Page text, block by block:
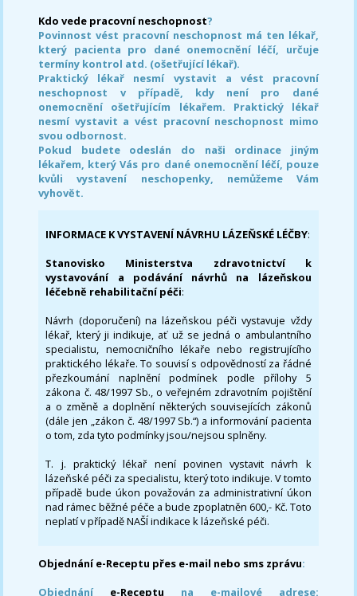
Kdo vede pracovní neschopnost?
Povinnost vést pracovní neschopnost má ten lékař,
který pacienta pro dané onemocnění léčí, určuje
termíny kontrol atd. (ošetřující lékař).
Praktický lékař nesmí vystavit a vést pracovní
neschopnost v případě, kdy není pro dané
onemocnění ošetřujícím lékařem. Praktický lékař
nesmí vystavit a vést pracovní neschopnost mimo
svou odbornost.
Pokud budete odeslán do naši ordinace jiným
lékařem, který Vás pro dané onemocnění léčí, pouze
kvůli vystavení neschopenky, nemůžeme Vám
vyhovět.
INFORMACE K VYSTAVENÍ NÁVRHU LÁZEŇSKÉ LÉČBY:
Stanovisko Ministerstva zdravotnictví k
vystavování a podávání návrhů na lázeňskou
léčebně rehabilitační péči:
Návrh (doporučení) na lázeňskou péči vystavuje vždy
lékař, který ji indikuje, ať už se jedná o ambulantního
specialistu, nemocničního lékaře nebo registrujícího
praktického lékaře. To souvisí s odpovědností za řádné
přezkoumání naplnění podmínek podle přílohy 5
zákona č. 48/1997 Sb., o veřejném zdravotním pojištění
a o změně a doplnění některých souvisejících zákonů
(dále jen „zákon č. 48/1997 Sb.“) a informování pacienta
o tom, zda tyto podmínky jsou/nejsou splněny.
T. j. praktický lékař není povinen vystavit návrh k
lázeňské péči za specialistu, který toto indikuje. V tomto
případě bude úkon považován za administrativní úkon
nad rámec běžné péče a bude zpoplatněn 600,- Kč. Toto
neplatí v případě NAŠÍ indikace k lázeňské péči.
Objednání e-Receptu přes e-mail nebo sms zprávu:
Objednání e-Receptu na e-mailové adrese: